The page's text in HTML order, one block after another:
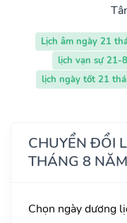
Lịch âm ngày 21
lịch vạn sự 21-
lịch ngày tốt 21
CHUYỂN ĐỔI
THÁNG 8
Chọn ngày dương